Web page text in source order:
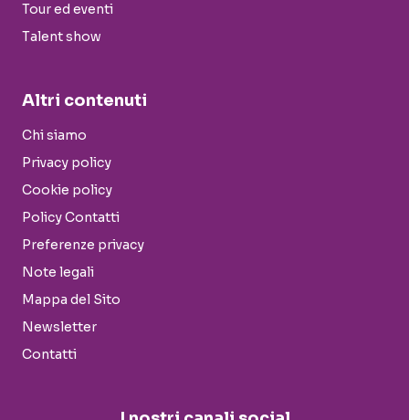
Tour ed eventi
Talent show
Altri contenuti
Chi siamo
Privacy policy
Cookie policy
Policy Contatti
Preferenze privacy
Note legali
Mappa del Sito
Newsletter
Contatti